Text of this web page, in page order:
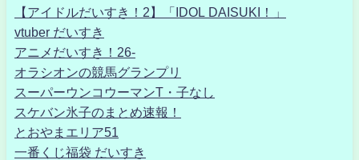
【アイドルだいすき！2】「IDOL DAISUKI！」
vtuber だいすき
アニメだいすき！26-
オラシオンの競馬グランプリ
スーパーウンコウーマンT・子なし
スケバン氷子のまとめ速報！
とおやまエリア51
一番くじ福袋 だいすき